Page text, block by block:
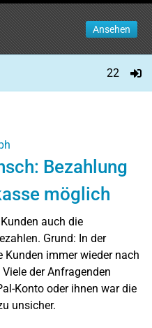
Ansehen
22
Bezahlung
möglich
auch die
Grund: In der
Kunden immer wieder nach
Viele der Anfragenden
Konto oder ihnen war die
unsicher.